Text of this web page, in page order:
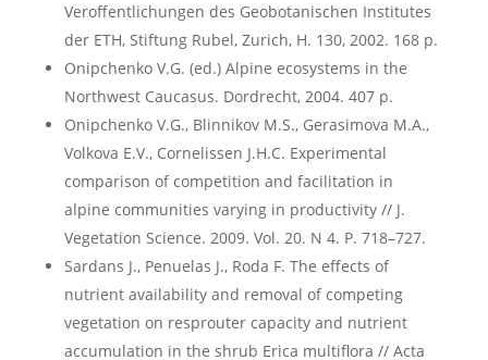
Veroffentlichungen des Geobotanischen Institutes
der ETH, Stiftung Rubel, Zurich, H. 130, 2002. 168 p.
Оnipchenko V.G. (ed.) Alpine ecosystems in the
Northwest Caucasus. Dordrecht, 2004. 407 p.
Onipchenko V.G., Blinnikov M.S., Gerasimova M.A.,
Volkova E.V., Cornelissen J.H.C. Experimental
comparison of competition and facilitation in
alpine communities varying in productivity // J.
Vegetation Science. 2009. Vol. 20. N 4. P. 718–727.
Sardans J., Penuelas J., Roda F. The effects of
nutrient availability and removal of competing
vegetation on resprouter capacity and nutrient
accumulation in the shrub Erica multiflora // Acta